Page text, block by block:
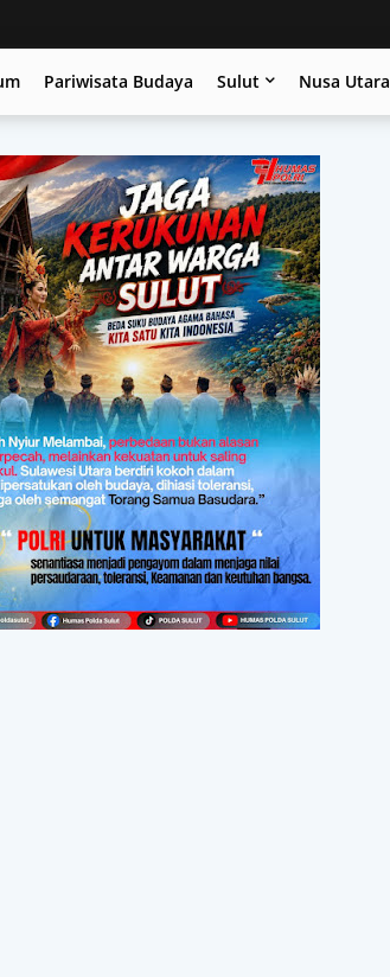
Pariwisata Budaya Sulut Nusa Utara